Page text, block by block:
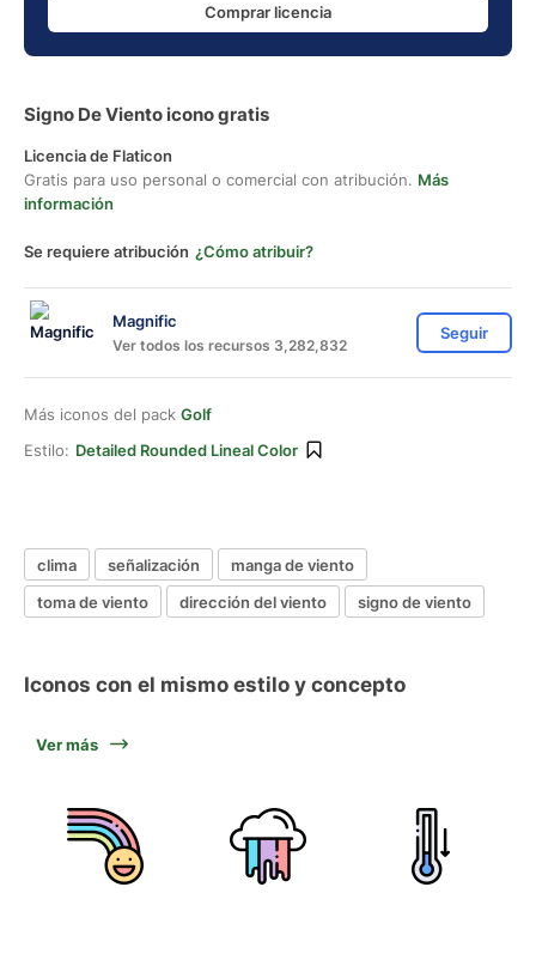
Comprar licencia
Signo De Viento icono gratis
Licencia de Flaticon
Gratis para uso personal o comercial con atribución. Más
información
Se requiere atribución ¿Cómo atribuir?
Magnific
Ver todos los recursos 3,282,832
Seguir
Más iconos del pack Golf
Estilo: Detailed Rounded Lineal Color
clima señalización
manga de viento
toma de viento
dirección del viento signo de viento
Iconos con el mismo estilo y concepto
Ver más